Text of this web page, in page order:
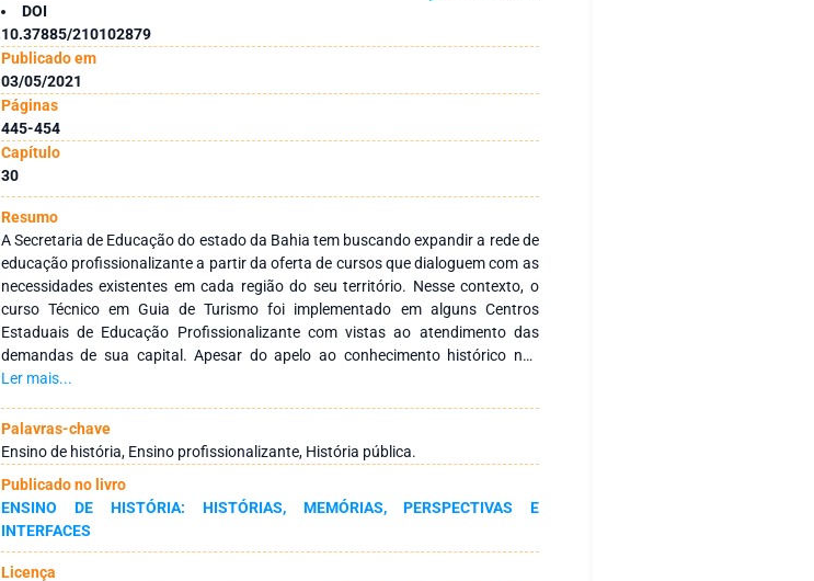
DOI
10.37885/210102879
Publicado em
03/05/2021
Páginas
445-454
Capítulo
30
Resumo
A Secretaria de Educação do estado da Bahia tem buscando expandir a rede de
educação profissionalizante a partir da oferta de cursos que dialoguem com as
necessidades existentes em cada região do seu território. Nesse contexto, o
curso Técnico em Guia de Turismo foi implementado em alguns Centros
Estaduais de Educação Profissionalizante com vistas ao atendimento das
demandas de sua capital. Apesar do apelo ao conhecimento histórico nas
atividades turísticas em Salvador e seu entorno, no currículo do curso ofertado
aspectos históricos. Sendo assim, recorrer à história pública e à pesquisa
aplicação para o ensino de história representa possibilidades de oferta de
complementação pedagógica, visando preencher essa lacuna. O presente
capítulo apresenta resultados das investigações e reflexões em torno dos
saberes ligados ao ensino de história necessários à formação do guia de
turismo, bem como do potencial enriquecimento das atividades turísticas a
partir do aproveitamento das propostas da história pública.
Ler mais...
Palavras-chave
Ensino de história, Ensino profissionalizante, História pública.
Publicado no livro
ENSINO DE HISTÓRIA: HISTÓRIAS, MEMÓRIAS, PERSPECTIVAS E
INTERFACES
Licença